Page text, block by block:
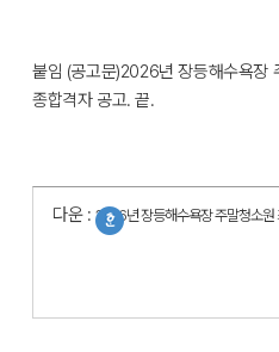
붙임 (공고문)2026년 장등해수욕장
종합격자 공고. 끝.
다운 : 2026년 장등해수욕장 주말청소